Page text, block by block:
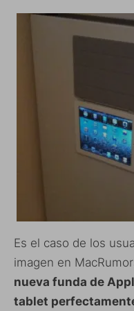
Es el caso de los
imagen en
nueva funda de
tablet